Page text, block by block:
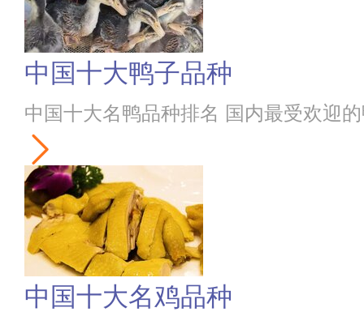
中国十大鸭子品种
中国十大名鸭品种排名 国内最受欢迎
中国十大名鸡品种